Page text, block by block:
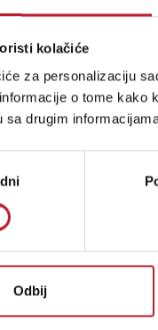
kolačiće
za personalizaciju
o tome kako
sa drugim
Odbij
resistant
damage in case of